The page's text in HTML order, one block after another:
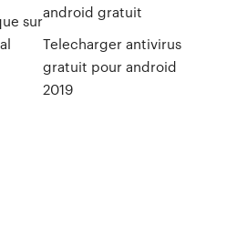
surandroid gratuit
Telecharger antivirus
gratuit pour android
2019